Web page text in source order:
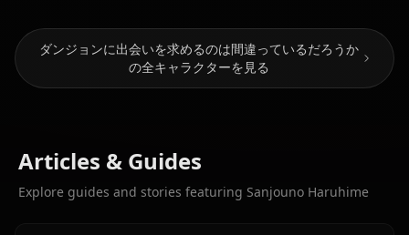
ダンジョンに出会いを求めるのは間違っているだろうか
の全キャラクターを見る
Articles & Guides
Explore guides and stories featuring Sanjouno Haruhime